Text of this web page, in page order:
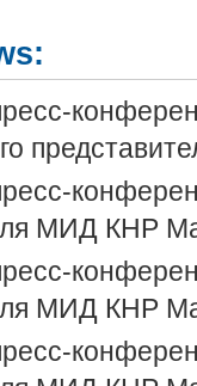
МИД КНР
МИД КНР